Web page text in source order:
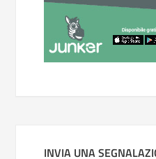
INVIA UNA